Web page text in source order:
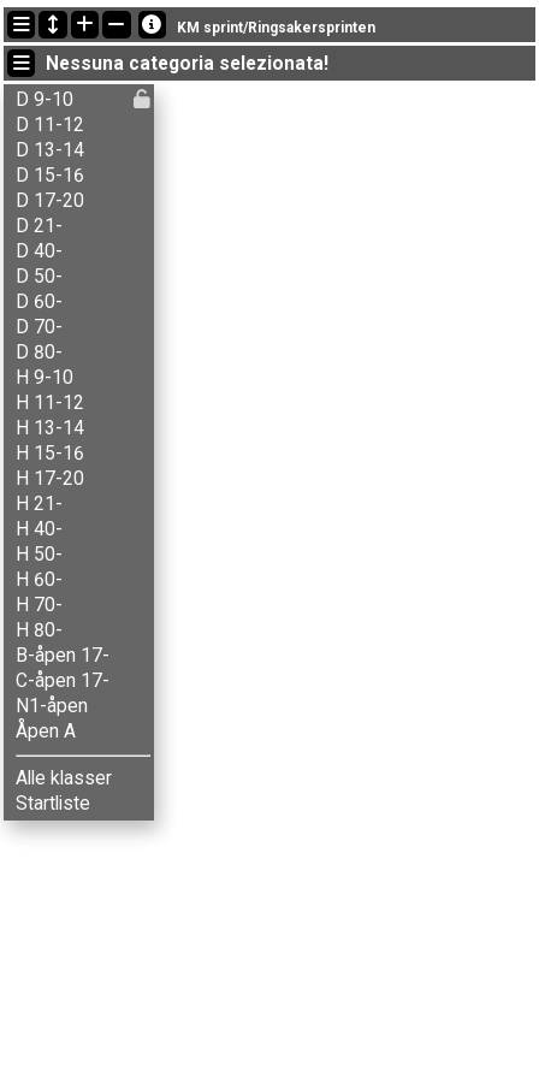
Ultimi aggiornamenti
13:36:20: Agnethe Hasli (D 21-) got new status: SQ
13:36:20: Aksel Krogstie (H 15-16) è arrivato con il tempo: 25:18 (5)
13:36:20: Aksel T. Fingarsen (H 13-14) è arrivato con il tempo: 08:39 (1)
KM sprint/Ringsakersprinten
Nessuna categoria selezionata!
D 9-10
D 11-12
D 13-14
D 15-16
D 17-20
D 21-
D 40-
D 50-
D 60-
D 70-
D 80-
H 9-10
H 11-12
H 13-14
H 15-16
H 17-20
H 21-
H 40-
H 50-
H 60-
H 70-
H 80-
B-åpen 17-
C-åpen 17-
N1-åpen
Åpen A
Alle klasser
Startliste